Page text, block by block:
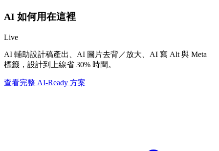
AI 如何用在這裡
Live
AI 輔助設計稿產出、AI 圖片去背／放大、AI 寫 Alt 與 Meta
標籤，設計到上線省 30% 時間。
查看完整 AI-Ready 方案